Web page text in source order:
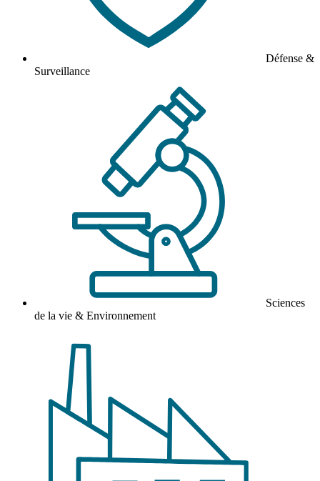
Défense &
Surveillance
Sciences
de la vie & Environnement